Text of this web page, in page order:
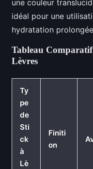
une couleur
idéal pour une
hydratation
Tableau Comparatif
Lèvres
Ty
pe
de
Sti
ck
à
Lè
Finiti
on